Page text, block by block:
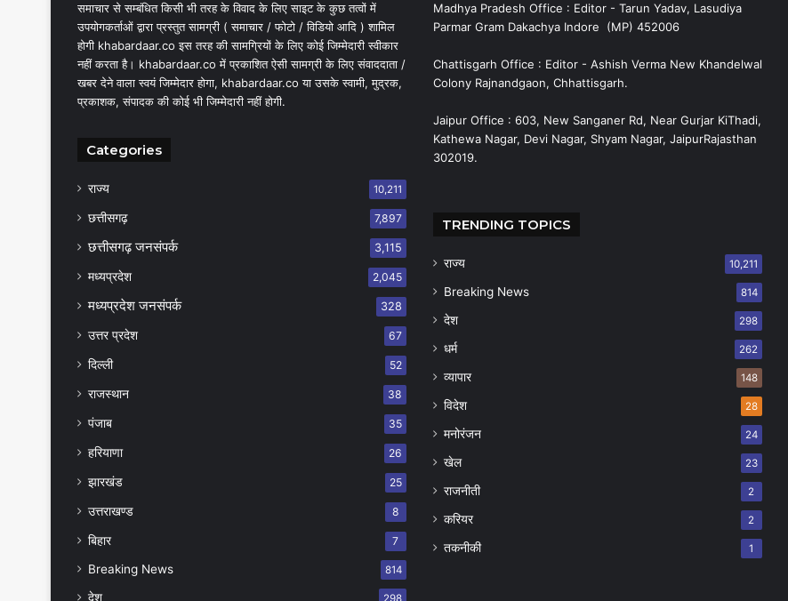
समाचार से सम्बंधित किसी भी तरह के विवाद के लिए साइट के कुछ तत्वों में
उपयोगकर्ताओं द्वारा प्रस्तुत सामग्री ( समाचार / फोटो / विडियो आदि ) शामिल
होगी khabardaar.co इस तरह की सामग्रियों के लिए कोई जिम्मेदारी स्वीकार
नहीं करता है। khabardaar.co में प्रकाशित ऐसी सामग्री के लिए संवाददाता /
खबर देने वाला स्वयं जिम्मेदार होगा, khabardaar.co या उसके स्वामी, मुद्रक,
प्रकाशक, संपादक की कोई भी जिम्मेदारी नहीं होगी.
Categories
राज्य 10,211
छत्तीसगढ़ 7,897
छत्तीसगढ़ जनसंपर्क 3,115
मध्यप्रदेश 2,045
मध्यप्रदेश जनसंपर्क 328
उत्तर प्रदेश 67
दिल्ली 52
राजस्थान 38
पंजाब 35
हरियाणा 26
झारखंड 25
उत्तराखण्ड 8
बिहार 7
Breaking News 814
देश 298
Madhya Pradesh Office : Editor - Tarun Yadav, Lasudiya
Parmar Gram Dakachya Indore (MP) 452006
Chattisgarh Office : Editor - Ashish Verma New Khandelwal
Colony Rajnandgaon, Chhattisgarh.
Jaipur Office : 603, New Sanganer Rd, Near Gurjar KiThadi,
Kathewa Nagar, Devi Nagar, Shyam Nagar, JaipurRajasthan
302019.
TRENDING TOPICS
राज्य 10,211
Breaking News 814
देश 298
धर्म 262
व्यापार 148
विदेश 28
मनोरंजन 24
खेल 23
राजनीती 2
करियर 2
तकनीकी 1